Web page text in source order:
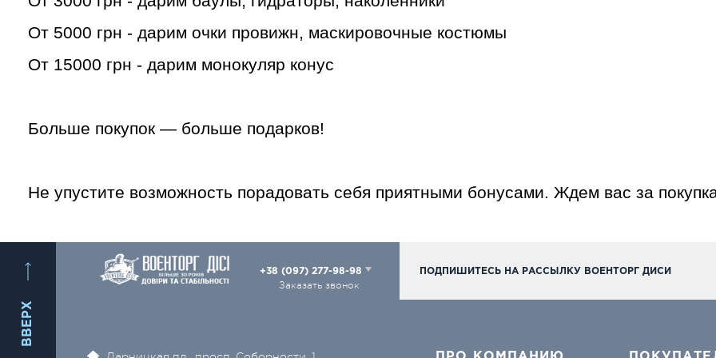
От 5000 грн - дарим очки провижн, маскировочные костюмы
От 15000 грн - дарим монокуляр конус
Больше покупок — больше подарков!
Не упустите возможность порадовать себя приятными бонусами. Ждем вас за
ВВЕРХ
+38 (097) 277-98-98
Заказать звонок
ПОДПИШИТЕСЬ НА РАССЫЛКУ ВОЕНТОРГ ДИСИ